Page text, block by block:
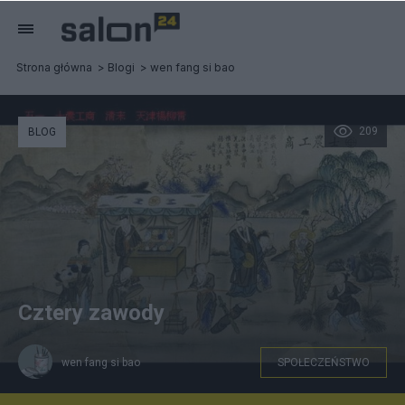
Strona główna Blogi wen fang si bao
209
BLOG
Cztery zawody
wen fang si bao SPOŁECZEŃSTWO